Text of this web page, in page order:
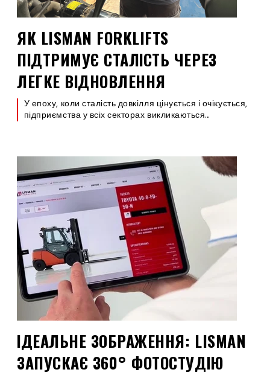
ЯК LISMAN FORKLIFTS
ПІДТРИМУЄ СТАЛІСТЬ ЧЕРЕЗ
ЛЕГКЕ ВІДНОВЛЕННЯ
У епоху, коли сталість довкілля цінується і очікується,
підприємства у всіх секторах викликаються...
ІДЕАЛЬНЕ ЗОБРАЖЕННЯ: LISMAN
ЗАПУСКАЄ 360° ФОТОСТУДІЮ